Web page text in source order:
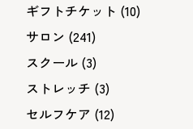
ギフトチケット (10)
サロン (241)
スクール (3)
ストレッチ (3)
セルフケア (12)